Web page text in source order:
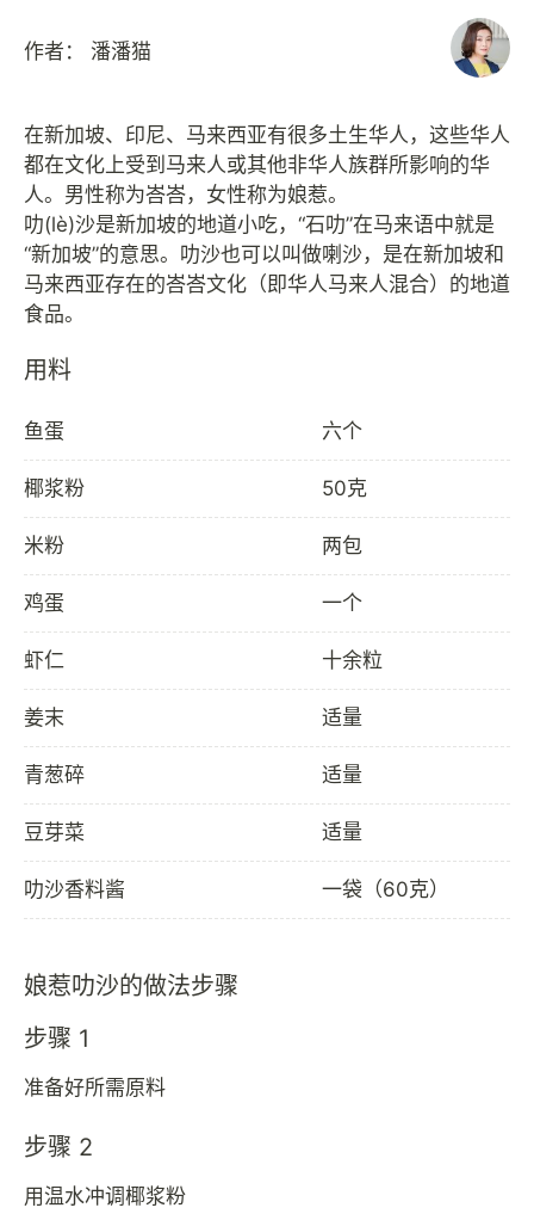
作者： 潘潘猫
在新加坡、印尼、马来西亚有很多土生华人，这些华人
都在文化上受到马来人或其他非华人族群所影响的华
人。男性称为峇峇，女性称为娘惹。
叻(lè)沙是新加坡的地道小吃，“石叻”在马来语中就是
“新加坡”的意思。叻沙也可以叫做喇沙，是在新加坡和
马来西亚存在的峇峇文化（即华人马来人混合）的地道
用料
鱼蛋 六个
椰浆粉 50克
米粉 两包
鸡蛋 一个
虾仁 十余粒
姜末 适量
青葱碎 适量
豆芽菜 适量
叻沙香料酱 一袋（60克）
娘惹叻沙的做法步骤
步骤 1
准备好所需原料
步骤 2
用温水冲调椰浆粉